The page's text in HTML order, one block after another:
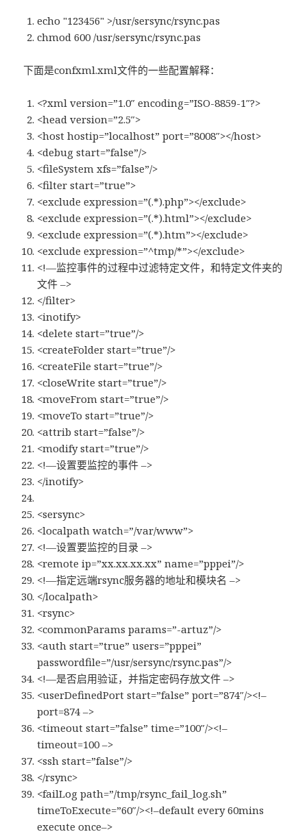
echo "123456" >/usr/sersync/rsync.pas
chmod 600 /usr/sersync/rsync.pas
下面是confxml.xml文件的一些配置解释：
<?xml version=”1.0″ encoding=”ISO-8859-1″?>
<head version=”2.5″>
<host hostip=”localhost” port=”8008″></host>
<debug start=”false”/>
<fileSystem xfs=”false”/>
<filter start=”true”>
<exclude expression=”(.*).php”></exclude>
<exclude expression=”(.*).html”></exclude>
<exclude expression=”(.*).htm”></exclude>
<exclude expression=”^tmp/*”></exclude>
<!—监控事件的过程中过滤特定文件，和特定文件夹的
文件 –>
</filter>
<inotify>
<delete start=”true”/>
<createFolder start=”true”/>
<createFile start=”true”/>
<closeWrite start=”true”/>
<moveFrom start=”true”/>
<moveTo start=”true”/>
<attrib start=”false”/>
<modify start=”true”/>
<!—设置要监控的事件 –>
</inotify>
<sersync>
<localpath watch=”/var/www”>
<!—设置要监控的目录 –>
<remote ip=”xx.xx.xx.xx” name=”pppei”/>
<!—指定远端rsync服务器的地址和模块名 –>
</localpath>
<rsync>
<commonParams params=”-artuz”/>
<auth start=”true” users=”pppei”
passwordfile=”/usr/sersync/rsync.pas”/>
<!—是否启用验证，并指定密码存放文件 –>
<userDefinedPort start=”false” port=”874″/><!–
port=874 –>
<timeout start=”false” time=”100″/><!–
timeout=100 –>
<ssh start=”false”/>
</rsync>
<failLog path=”/tmp/rsync_fail_log.sh”
timeToExecute=”60″/><!–default every 60mins
execute once–>